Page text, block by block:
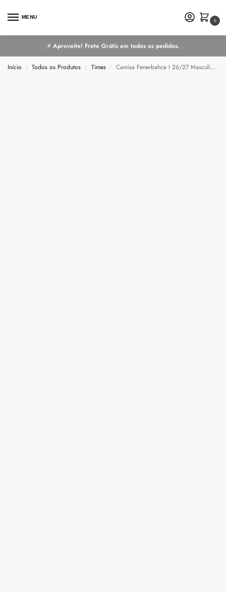
MENU
0
⚡ Aproveite! Frete Grátis em todos os pedidos.
Início / Todos os Produtos / Times / Camisa Fenerbahce I 26/27 Masculina Torcedor